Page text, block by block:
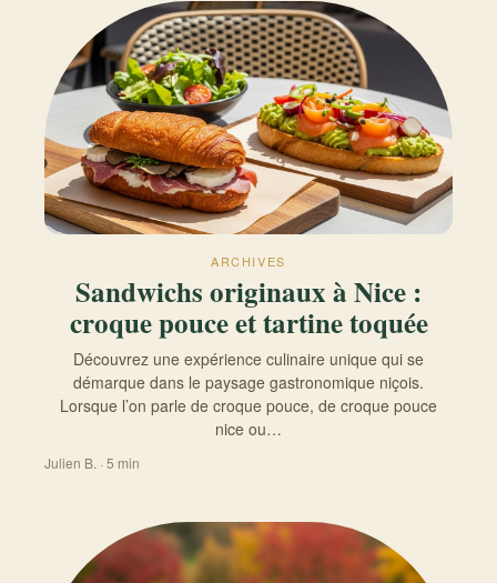
ARCHIVES
Sandwichs originaux à Nice :
croque pouce et tartine toquée
Découvrez une expérience culinaire unique qui se
démarque dans le paysage gastronomique niçois.
Lorsque l’on parle de croque pouce, de croque pouce
nice ou…
Julien B. · 5 min